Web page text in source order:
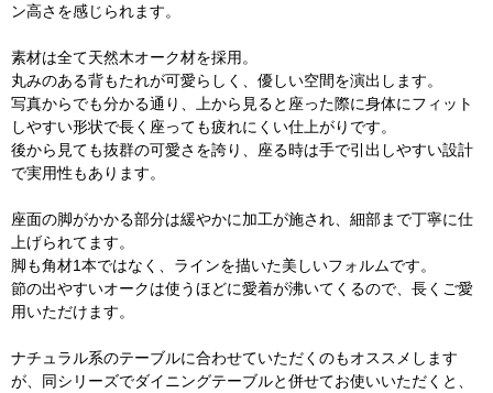
ン高さを感じられます。
素材は全て天然木オーク材を採用。
丸みのある背もたれが可愛らしく、優しい空間を演出します。
写真からでも分かる通り、上から見ると座った際に身体にフィット
しやすい形状で長く座っても疲れにくい仕上がりです。
後から見ても抜群の可愛さを誇り、座る時は手で引出しやすい設計
で実用性もあります。
座面の脚がかかる部分は緩やかに加工が施され、細部まで丁寧に仕
上げられてます。
脚も角材1本ではなく、ラインを描いた美しいフォルムです。
節の出やすいオークは使うほどに愛着が沸いてくるので、長くご愛
用いただけます。
ナチュラル系のテーブルに合わせていただくのもオススメします
が、同シリーズでダイニングテーブルと併せてお使いいただくと、